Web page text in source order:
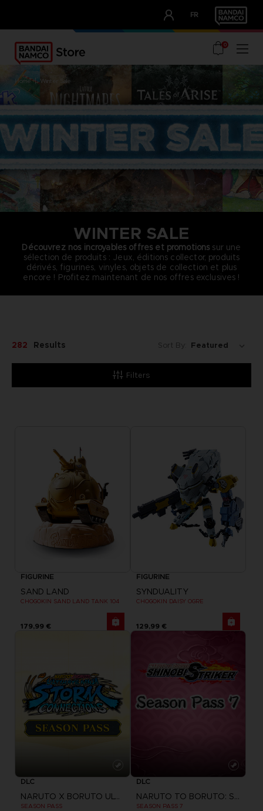
FR
OUR ADVANTAGES
0
home winter sale
WINTER SALE
Découvrez nos incroyables offres et promotions sur une
sélection de produits : Jeux, éditions collector, produits
dérivés, figurines, vinyles, objets de collection et plus
encore ! Profitez maintenant de nos offres exclusives !
Filters
282 Results Sort By:
FIGURINE
SAND LAND
CHOGOKIN SAND LAND TANK 104
179,99 €
FIGURINE
SYNDUALITY
CHOGOKIN DAISY OGRE
129,99 €
DLC
NARUTO X BORUTO ULTIMATE NINJA STORM CONNECTIONS
SEASON PASS
DLC
NARUTO TO BORUTO: SHINOBI STRIKER
SEASON PASS 7